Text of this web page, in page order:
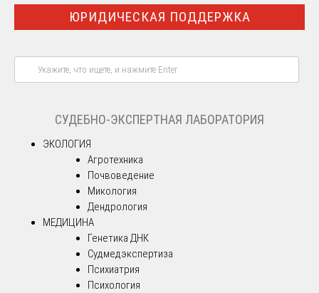
ЮРИДИЧЕСКАЯ ПОДДЕРЖКА
СУДЕБНО-ЭКСПЕРТНАЯ ЛАБОРАТОРИЯ
ЭКОЛОГИЯ
Агротехника
Почвоведение
Микология
Дендрология
МЕДИЦИНА
Генетика ДНК
Судмедэкспертиза
Психиатрия
Психология